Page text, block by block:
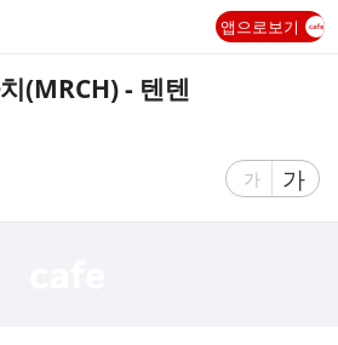
앱으로보기
(MRCH) - 텐텐
글
가
글
자
가